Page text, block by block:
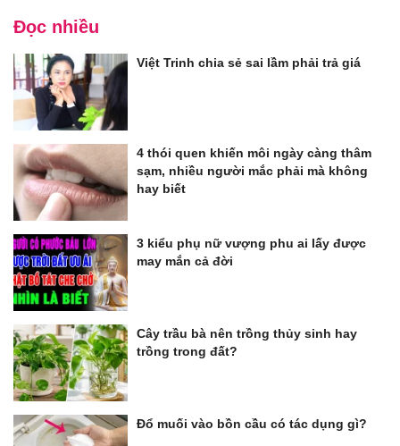
Đọc nhiều
Việt Trinh chia sẻ sai lầm phải trả giá
4 thói quen khiến môi ngày càng thâm
sạm, nhiều người mắc phải mà không
hay biết
3 kiểu phụ nữ vượng phu ai lấy được
may mắn cả đời
Cây trầu bà nên trồng thủy sinh hay
trồng trong đất?
Đổ muối vào bồn cầu có tác dụng gì?